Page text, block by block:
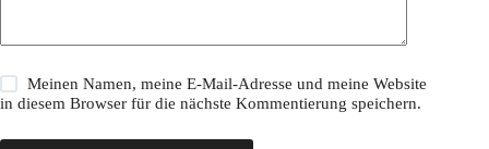
Meinen Namen, meine E-Mail-Adresse und meine Website
in diesem Browser für die nächste Kommentierung speichern.